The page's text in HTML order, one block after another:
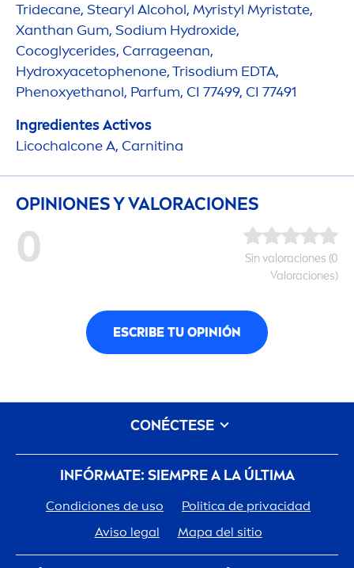
Tridecane, Stearyl Alcohol, Myristyl Myristate,
Xanthan Gum, Sodium Hydroxide,
Cocoglycerides, Carrageenan,
Hydroxyacetophenone, Trisodium EDTA,
Phenoxyethanol, Parfum, CI 77499, CI 77491
Ingredientes Activos
Licochalcone A, Carnitina
OPINIONES Y VALORACIONES
0
Sin valoraciones (0
Valoraciones)
ESCRIBE TU OPINIÓN
INFÓRMATE: SIEMPRE A LA ÚLTIMA
Condiciones de uso
Politica de privacidad
Aviso legal
Mapa del sitio
CONÉCTESE